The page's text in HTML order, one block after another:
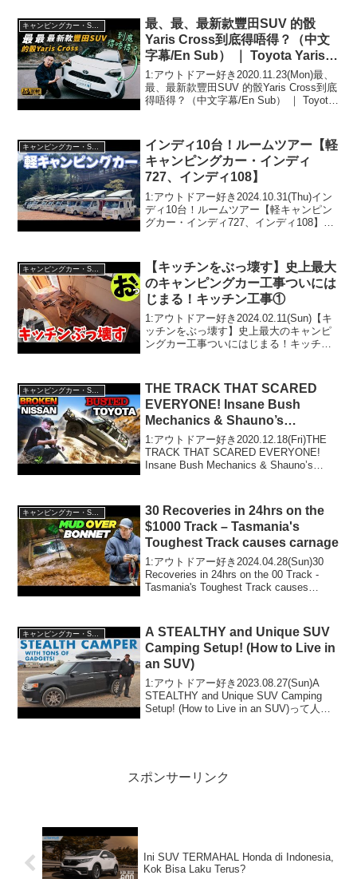
最、最、最新款豐田SUV 的骰
Yaris Cross到底得唔得？（中文
字幕/En Sub） ｜ Toyota Yaris
Cross ｜ 駕輛UpCar
1:アウトドアー好き2020.11.23(Mon)最、
最、最新款豐田SUV 的骰Yaris Cross到底
得唔得？（中文字幕/En Sub） ｜ Toyota
キャンピングカー・SUV人気車種
インディ10台！ルームツアー【軽
キャンピングカー・インディ
727、インディ108】
1:アウトドアー好き2024.10.31(Thu)イン
ディ10台！ルームツアー【軽キャンピン
グカー・インディ727、インディ108】っ
2024.10.31(Thu)この動画は注目です...
【キッチンをぶっ壊す】史上最大
のキャンピングカー工事ついには
じまる！キッチン工事①
1:アウトドアー好き2024.02.11(Sun)【キ
ッチンをぶっ壊す】史上最大のキャンピ
ングカー工事ついにはじまる！キッチン
2024.02.11(Sun)この動画は注目です...
キャンピングカー・SUV人気車種
THE TRACK THAT SCARED
EVERYONE! Insane Bush
Mechanics & Shauno’s
Funniest Cook-Up Ever!
1:アウトドアー好き2020.12.18(Fri)THE
TRACK THAT SCARED EVERYONE!
Insane Bush Mechanics & Shauno’s
30 Recoveries in 24hrs on the
$1000 Track – Tasmania's
Toughest Track causes carnage
1:アウトドアー好き2024.04.28(Sun)30
Recoveries in 24hrs on the 00 Track -
Tasmania's Toughest Track causes
キャンピングカー・SUV人気車種
A STEALTHY and Unique SUV
Camping Setup! (How to Live in
an SUV)
1:アウトドアー好き2023.08.27(Sun)A
STEALTHY and Unique SUV Camping
Setup! (How to Live in an SUV)って人気
スポンサーリンク
Ini SUV TERMAHAL Honda di Indonesia,
Kok Bisa Laku Terus?